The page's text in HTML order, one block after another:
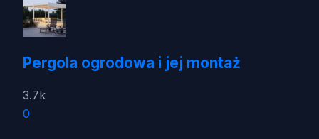
Pergola ogrodowa i jej montaż
3.7k
0